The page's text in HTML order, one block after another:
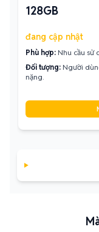
128GB
đang cập nhật
Phù hợp: Nhu cầu sử
Đối tượng: Người
nặng.